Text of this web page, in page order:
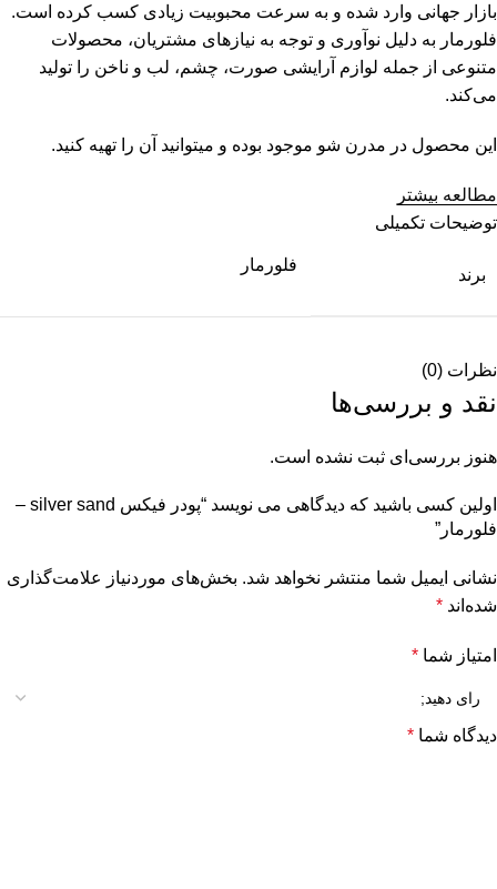
بازار جهانی وارد شده و به سرعت محبوبیت زیادی کسب کرده است.
فلورمار به دلیل نوآوری و توجه به نیازهای مشتریان، محصولات
متنوعی از جمله لوازم آرایشی صورت، چشم، لب و ناخن را تولید
می‌کند.
این محصول در مدرن شو موجود بوده و میتوانید آن را تهیه کنید.
مطالعه بیشتر
توضیحات تکمیلی
برند
فلورمار
نظرات (0)
نقد و بررسی‌ها
هنوز بررسی‌ای ثبت نشده است.
اولین کسی باشید که دیدگاهی می نویسد “پودر فیکس silver sand –
فلورمار”
نشانی ایمیل شما منتشر نخواهد شد. بخش‌های موردنیاز علامت‌گذاری
شده‌اند *
امتیاز شما *
دیدگاه شما *